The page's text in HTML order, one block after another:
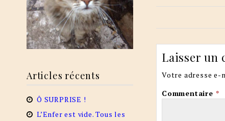
Laisser un
Votre adresse e-
Commentaire *
Articles récents
Ô SURPRISE !
L’Enfer est vide. Tous les